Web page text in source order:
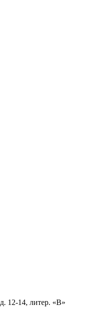
12-14, литер. «В»